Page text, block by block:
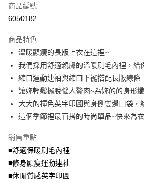
【大哥付你分期使用說明】
1.本服務由台灣大哥大提供，台灣大哥大用戶可
流程，驗證手機門號後，選擇欲分期的期數、繳
成交易。
3.實際核准額度、可分期數及費用金額請依後續
4.訂單成立30分鐘內，如未前往確認交易或遇審
法說明評估內容。
【繳款方式說明】
1.分期款項不併入電信帳單，「大哥付你分期
醒簡訊。
2.透過簡訊連結打開帳單後，可選擇「超商條碼
【注意事項】
1.本服務係由「台灣大哥大股份有限公司」（以
用戶於交易時，得透過本服務購買商品或服務，
買賣價金債權讓與本公司後，依約使用本公司帳
AFTEE先享後付
【關於「AFTEE先享後付」】
AFTEE先享後付是「在收到商品之後才付款」的
便利好安心！
１．簡單：不需註冊會員、不需綁卡、不需儲值
２．便利：只要手機號碼，簡訊認證，即可結帳。
３．安心：先確認商品／服務後，再付款。
【「AFTEE先享後付」結帳流程】
１．於結帳方式選擇「AFTEE先享後付」後，
３．收到繳費通知簡訊後14天內，點擊此簡訊中
ATM／網路銀行／等多元方式進行付款，方視為
※ 請注意：結帳手續完成當下不需立刻繳費，但
購買商品的店家。未經商家同意取消之訂單仍視
後付繳納相關費用。
ATM付款
全家取貨付款
每筆NT$70，滿NT$699(含以上)免運費
付款後全家取貨
每筆NT$70，滿NT$699(含以上)免運費
7-11取貨付款
每筆NT$70，滿NT$799(含以上)免運費
商品編號
6050182
商品特色
溫暖顯瘦的長版上衣在這裡~
我們採用舒適親膚的溫暖刷毛內裡，給
縮口運動連袖與縮口下襬搭配長版線條
讓妳輕鬆擺脫惱人贅肉~為妳的的身形
大大的撞色英字印圖與身側雙邊口袋，
這個季節裡最百搭的時尚單品~快來為
銷售重點
■舒適保暖刷毛內裡
■修身顯瘦運動連袖
■休閒質感英字印圖